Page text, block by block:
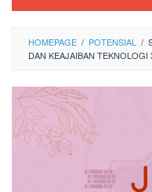
HOMEPAGE / POTENSIAL /
DAN KEAJAIBAN TEKNOLOGI